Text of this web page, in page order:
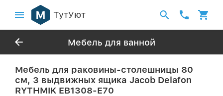
ТутУют
Мебель для ванной
Мебель для раковины-столешницы 80
см, 3 выдвижных ящика Jacob Delafon
RYTHMIK EB1308-E70